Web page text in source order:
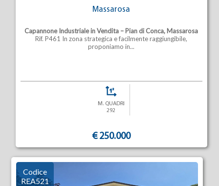
Massarosa
Capannone Industriale in Vendita – Pian di Conca, Massarosa
Rif. P461 In zona strategica e facilmente raggiungibile,
proponiamo in...
M. QUADRI
292
€ 250.000
Codice
REA521